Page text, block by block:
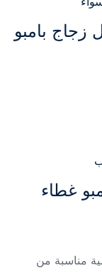
زجاج بامبو
غطاء
مناسبة من